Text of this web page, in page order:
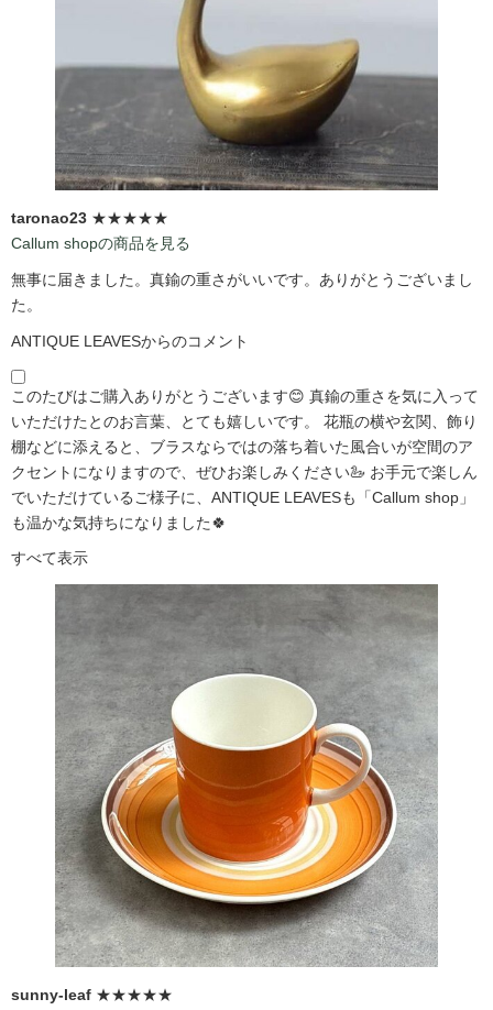
taronao23 ★★★★★
Callum shopの商品を見る
無事に届きました。真鍮の重さがいいです。ありがとうございまし
た。
ANTIQUE LEAVESからのコメント
このたびはご購入ありがとうございます😊 真鍮の重さを気に入って
いただけたとのお言葉、とても嬉しいです。 花瓶の横や玄関、飾り
棚などに添えると、ブラスならではの落ち着いた風合いが空間のア
クセントになりますので、ぜひお楽しみください🦢 お手元で楽しん
でいただけているご様子に、ANTIQUE LEAVESも「Callum shop」
も温かな気持ちになりました🍀
すべて表示
sunny-leaf ★★★★★